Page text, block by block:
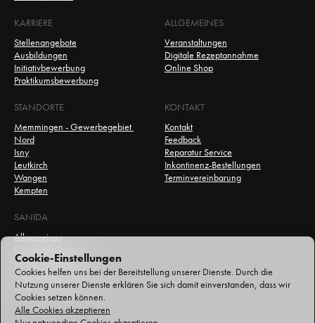
KARRIERE
Stellenangebote
Ausbildungen
Initiativbewerbung
Praktikumsbewerbung
ALLGEMEINES
Veranstaltungen
Digitale Rezeptannahme
Online Shop
STANDORTE
Memmingen - Gewerbegebiet
Nord
Isny
Leutkirch
Wangen
Kempten
KONTAKT
Kontakt
Feedback
Reparatur Service
Inkontinenz-Bestellungen
Terminvereinbarung
SANIDA
Allgemeines
Comfort Bandagen
Comfort Compression
Comfort Orthesen
Cookie-Einstellungen
Cookies helfen uns bei der Bereitstellung unserer Dienste. Durch die
Nutzung unserer Dienste erklären Sie sich damit einverstanden, dass wir
Cookies setzen können.
Alle Cookies akzeptieren